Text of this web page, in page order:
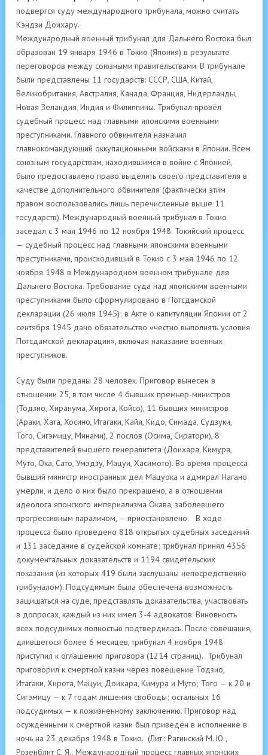
подвергся суду международного трибунала, можно считать
Кэндзи Доихару.
Международный военный трибунал для Дальнего Востока был
образован 19 января 1946 в Токио (Япония) в результате
переговоров между союзными правительствами. В трибунале
были представлены 11 государств: СССР, США, Китай,
Великобритания, Австралия, Канада, Франция, Нидерланды,
Новая Зеландия, Индия и Филиппины. Трибунал провёл
судебный процесс над главными японскими военными
преступниками. Главного обвинителя назначил
главнокомандующий оккупационными войсками в Японии. Всем
союзным государствам, находившимся в войне с Японией,
было предоставлено право выделить своего представителя в
качестве дополнительного обвинителя (фактически этим
правом воспользовались лишь перечисленные выше 11
государств). Международный военный трибунал в Токио
заседал с 3 мая 1946 по 12 ноября 1948. Токийский процесс
— судебный процесс над главными японскими военными
преступниками, происходивший в Токио с 3 мая 1946 по 12
ноября 1948 в Международном военном трибунале для
Дальнего Востока. Требование суда над японскими военными
преступниками было сформулировано в Потсдамской
декларации (26 июля 1945); в Акте о капитуляции Японии от 2
сентября 1945 дано обязательство «честно выполнять условия
Потсдамской декларации», включая наказание военных
преступников.
Суду были преданы 28 человек. Приговор вынесен в
отношении 25, в том числе 4 бывших премьер-министров
(Тодзио, Хиранума, Хирота, Койсо), 11 бывших министров
(Араки, Хата, Хосино, Итагаки, Кайя, Кидо, Симада, Судзуки,
Того, Сигэмицу, Минами), 2 послов (Осима, Сиратори), 8
представителей высшего генералитета (Доихара, Кимура,
Муто, Ока, Сато, Умэдзу, Мацуи, Хасимото). Во время процесса
бывший министр иностранных дел Мацуока и адмирал Нагано
умерли, и дело о них было прекращено, а в отношении
идеолога японского империализма Окава, заболевшего
прогрессивным параличом, — приостановлено. В ходе
процесса было проведено 818 открытых судебных заседаний
и 131 заседание в судейской комнате; трибунал принял 4356
документальных доказательств и 1194 свидетельских
показания (из которых 419 были заслушаны непосредственно
трибуналом). Подсудимым была обеспечена возможность
защищаться на суде, представлять доказательства, участвовать
в допросах, каждый из них имел 3-4 адвокатов. Виновность
всех подсудимых полностью подтвердилась. После совещания,
длившегося более 6 месяцев, трибунал 4 ноября 1948
приступил к оглашению приговора (1214 страниц). Трибунал
приговорил к смертной казни через повешение Тодзио,
Итагаки, Хирота, Мацуи, Доихара, Кимура и Муто; Того — к 20 и
Сигэмицу — к 7 годам лишения свободы; остальных 16
подсудимых — к пожизненному заключению. Приговор над
осуждёнными к смертной казни был приведён в исполнение в
ночь на 23 декабря 1948 в Токио. (Лит.: Рагинский М. Ю.,
Розенблит С. Я., Международный процесс главных японских